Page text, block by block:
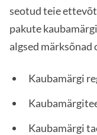
seotud teie
pakute
algsed märksõnad
Kaubamärgi
Kaubamärgi